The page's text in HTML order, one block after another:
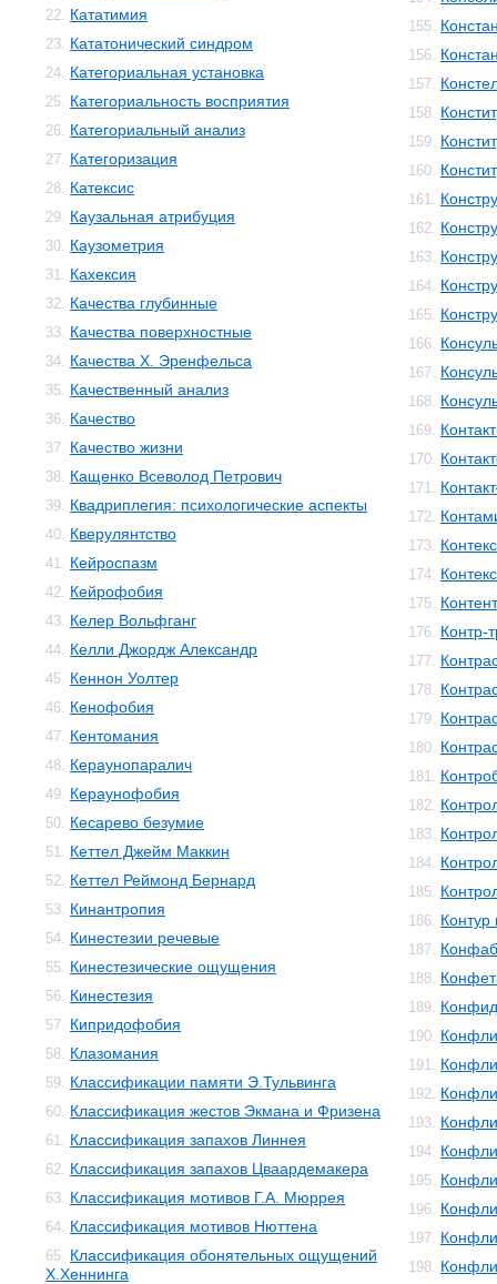
22. Кататимия
23. Кататонический синдром
24. Категориальная установка
25. Категориальность восприятия
26. Категориальный анализ
27. Категоризация
28. Катексис
29. Каузальная атрибуция
30. Каузометрия
31. Кахексия
32. Качества глубинные
33. Качества поверхностные
34. Качества Х. Эренфельса
35. Качественный анализ
36. Качество
37. Качество жизни
38. Кащенко Всеволод Петрович
39. Квадриплегия: психологические аспекты
40. Кверулянтство
41. Кейроспазм
42. Кейрофобия
43. Келер Вольфганг
44. Келли Джордж Александр
45. Кеннон Уолтер
46. Кенофобия
47. Кентомания
48. Кераунопаралич
49. Кераунофобия
50. Кесарево безумие
51. Кеттел Джейм Маккин
52. Кеттел Реймонд Бернард
53. Кинантропия
54. Кинестезии речевые
55. Кинестезические ощущения
56. Кинестезия
57. Кипридофобия
58. Клазомания
59. Классификации памяти Э.Тульвинга
60. Классификация жестов Экмана и Фризена
61. Классификация запахов Линнея
62. Классификация запахов Цваардемакера
63. Классификация мотивов Г.А. Мюррея
64. Классификация мотивов Нюттена
65. Классификация обонятельных ощущений
Х.Хеннинга
155.
156.
157.
158.
159.
160.
161.
162.
163.
164.
165.
166.
167.
168.
169.
170.
171.
172.
173.
174.
175.
176. Контр-
177.
178.
179.
180.
181.
182.
183.
184.
185.
186. Контур
187.
188.
189.
190.
191.
192.
193.
194.
195.
196.
197.
198.